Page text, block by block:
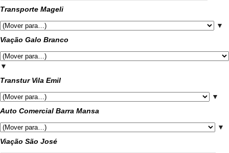
Transporte Mageli
▼
Viação Galo Branco
▼
Transtur Vila Emil
▼
Auto Comercial Barra Mansa
▼
Viação São José